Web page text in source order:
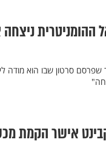
שפרסם סרטון שבו הוא מודה
אישר הקמת